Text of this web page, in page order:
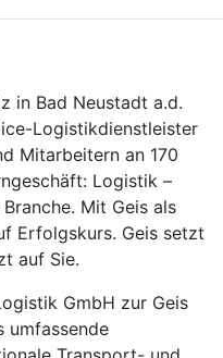
in Bad Neustadt a.d.
Logistikdienstleister
Mitarbeitern an 170
Logistik –
Mit Geis als
Erfolgskurs. Geis setzt
auf Sie.
GmbH zur Geis
umfassende